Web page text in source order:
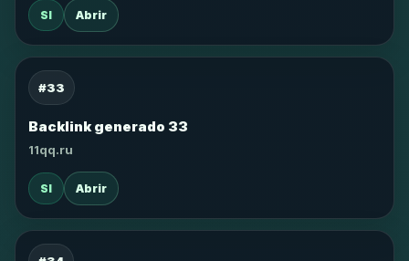
SI Abrir
#33
Backlink generado 33
11qq.ru
SI Abrir